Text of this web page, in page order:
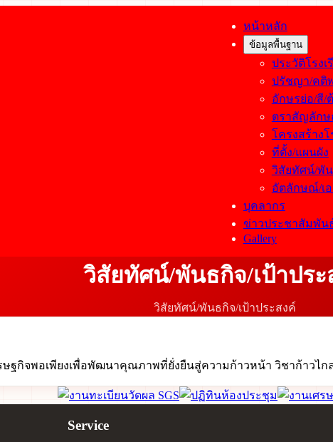
หน้าหลัก
ข้อมูลพื้นฐาน
ประวัติโรงเ
ปรัชญา/คติ
อักษรย่อ/สี/
ตราสัญลักษ
โครงสร้างโ
ที่ตั้ง/แผนผัง
วิสัยทัศน์/พัน
อัตลักษณ์/เ
บุคลากร
ข่าวประชาสัมพัน
Gallery
วิสัยทัศน์/พันธกิจ/เป้าประ
วิสัยทัศน์/พันธกิจ/เป้าประสงค์
ฐกิจพอเพียงเพื่อพัฒนาคุณภาพที่ยั่งยืนสู่ความก้าวหน้า วิชาก้าวไก
Service